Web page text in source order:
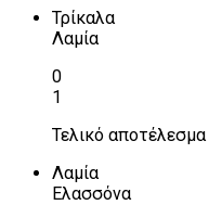
Τρίκαλα
Λαμία
0
1
Τελικό αποτέλεσμα
Λαμία
Ελασσόνα